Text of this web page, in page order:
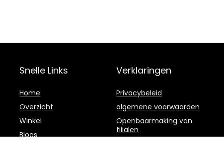
Snelle Links
Home
Overzicht
Winkel
Blogs
Verklaringen
Privacybeleid
algemene voorwaarden
Openbaarmaking van
filialen